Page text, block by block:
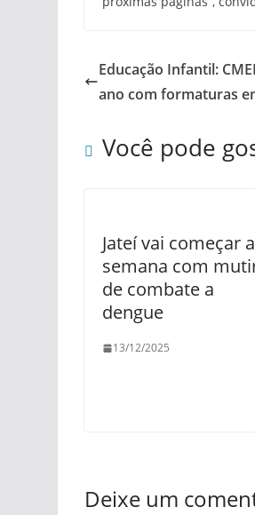
Educação Infantil:
ano com formaturas
Você pode
Jateí vai começar a
semana com
de combate a
dengue
13/12/2025
Deixe um